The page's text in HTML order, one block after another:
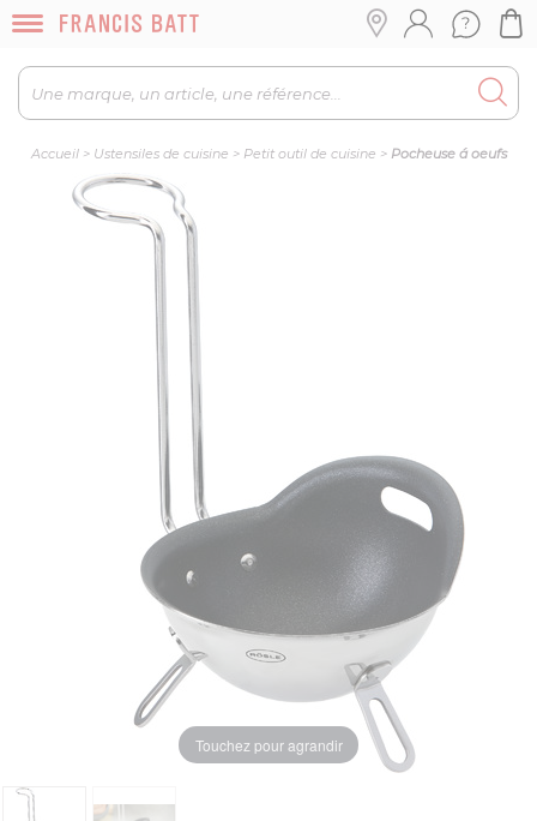
Accueil> Ustensiles de cuisine > Petit outil de cuisine > Pocheuse á oeufs
Touchez pour agrandir